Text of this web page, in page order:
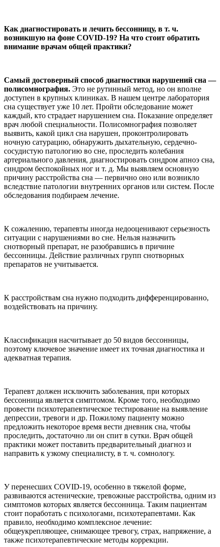
Как диагностировать и лечить бессонницу, в т. ч.
возникшую на фоне COVID-19? На что стоит обратить
внимание врачам общей практики?
Самый достоверный способ диагностики нарушений сна —
полисомнография. Это не рутинный метод, но он вполне
доступен в крупных клиниках. В нашем центре лаборатория
сна существует уже 10 лет. Пройти обследование может
каждый, кто страдает нарушением сна. Показание определяет
врач любой специальности. Полисомнография позволяет
выявить, какой цикл сна нарушен, проконтролировать
ночную сатурацию, обнаружить дыхательную, сердечно-
сосудистую патологию во сне, проследить колебания
артериального давления, диагностировать синдром апноэ сна,
синдром беспокойных ног и т. д. Мы выявляем основную
причину расстройства сна — первично оно или возникло
вследствие патологии внутренних органов или систем. После
обследования подбираем лечение.
К сожалению, терапевты иногда недооценивают серьезность
ситуации с нарушениями во сне. Нельзя назначить
снотворный препарат, не разобравшись в причине
бессонницы. Действие различных групп снотворных
препаратов не учитывается.
К расстройствам сна нужно подходить дифференцированно,
воздействовать на причину.
Классификация насчитывает до 50 видов бессонницы,
поэтому ключевое значение имеет их точная диагностика и
адекватная терапия.
Терапевт должен исключить заболевания, при которых
бессонница является симптомом. Кроме того, необходимо
провести психотерапевтическое тестирование на выявление
депрессии, тревоги и др. Пожилому пациенту можно
предложить некоторое время вести дневник сна, чтобы
проследить, достаточно ли он спит в сутки. Врач общей
практики может поставить предварительный диагноз и
направить к узкому специалисту, в т. ч. сомнологу.
У перенесших COVID-19, особенно в тяжелой форме,
развиваются астенические, тревожные расстройства, одним из
симптомов которых является бессонница. Таким пациентам
стоит поработать с психологами, психотерапевтами. Как
правило, необходимо комплексное лечение:
общеукрепляющее, снимающее тревогу, страх, напряжение, а
также психотерапевтические методы коррекции.